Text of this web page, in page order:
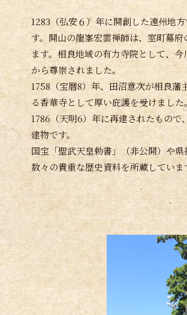
1283（弘安６）年に開創した遠州地
す。開山の龍峯宏雲禅師は、室町幕
ます。相良地域の有力寺院として、
から尊崇されました。
1758（宝暦8）年、田沼意次が相良藩
る香華寺として厚い庇護を受けまし
1786（天明6）年に再建されたもので
建物です。
国宝「聖武天皇勅書」（非公開）や県
数々の貴重な歴史資料を所蔵していま